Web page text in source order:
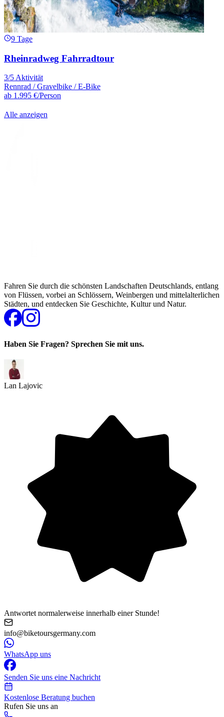
9 Tage
Rheinradweg Fahrradtour
3/5 Aktivität
Rennrad / Gravelbike / E-Bike
ab 1.995 €/Person
Alle anzeigen
Fahren Sie durch die schönsten Landschaften Deutschlands, entlang
von Flüssen, vorbei an Schlössern, Weinbergen und mittelalterlichen
Städten, und entdecken Sie Geschichte, Kultur und Natur.
Haben Sie Fragen? Sprechen Sie mit uns.
Lan Lajovic
Antwortet normalerweise innerhalb einer Stunde!
info@biketoursgermany.com
WhatsApp uns
Senden Sie uns eine Nachricht
Kostenlose Beratung buchen
Rufen Sie uns an